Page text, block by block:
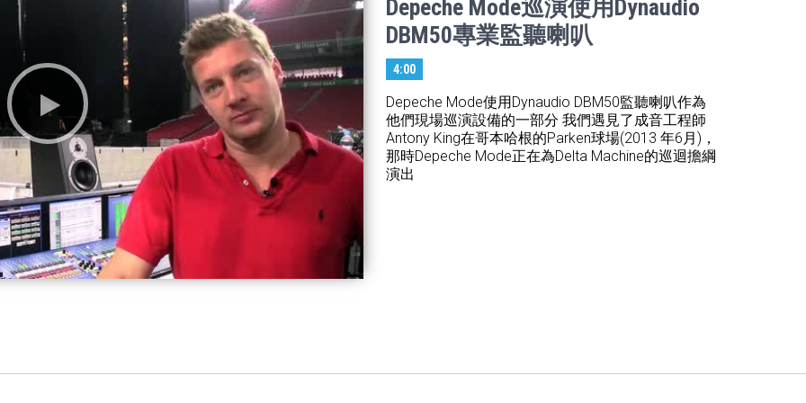
Depeche Mode巡演使用Dynaudio
DBM50專業監聽喇叭
4:00
Depeche Mode使用Dynaudio DBM50監聽喇叭作為
他們現場巡演設備的一部分 我們遇見了成音工程師
Antony King在哥本哈根的Parken球場(2013 年6月)，
那時Depeche Mode正在為Delta Machine的巡迴擔綱
演出